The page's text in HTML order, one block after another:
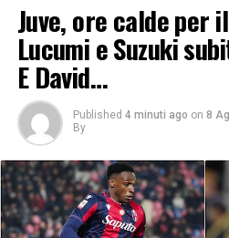
Juve, ore calde per
Lucumi e Suzuki
E David…
Published 4 minuti ago on 8
By